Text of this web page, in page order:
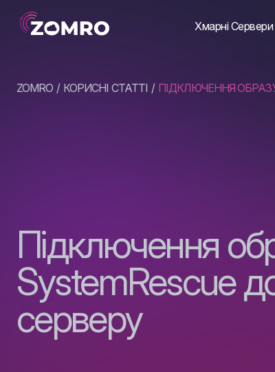
Хмарні Сервери
ZOMRO КОРИСНІ СТАТТІ ПІДКЛЮЧЕННЯ ОБРАЗУ
Підключення
SystemRescue
серверу